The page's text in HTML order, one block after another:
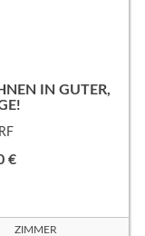
IN GUTER,
€
ZIMMER